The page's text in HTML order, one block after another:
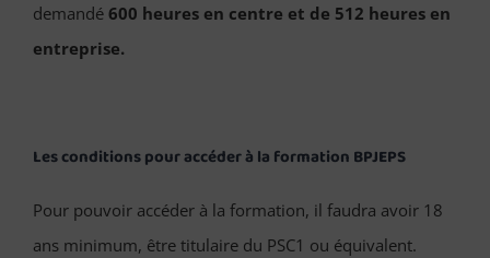
demandé 600 heures en centre et de 512 heures en
entreprise.
Les conditions pour accéder à la formation BPJEPS
Pour pouvoir accéder à la formation, il faudra avoir 18
ans minimum, être titulaire du PSC1 ou équivalent.